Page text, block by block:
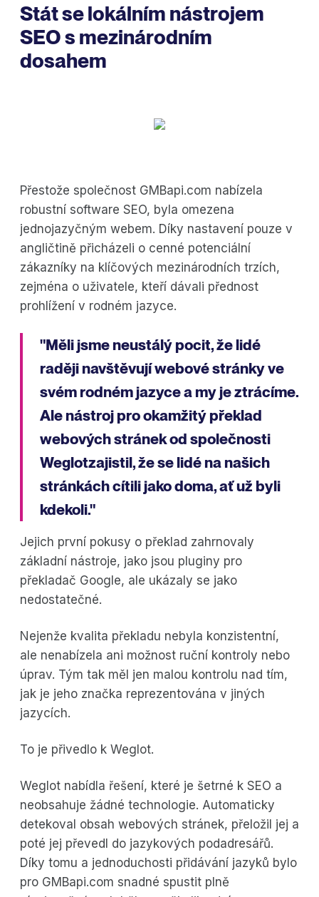
Stát se lokálním nástrojem
SEO s mezinárodním
dosahem
Přestože společnost GMBapi.com nabízela
robustní software SEO, byla omezena
jednojazyčným webem. Díky nastavení pouze v
angličtině přicházeli o cenné potenciální
zákazníky na klíčových mezinárodních trzích,
zejména o uživatele, kteří dávali přednost
prohlížení v rodném jazyce.
"Měli jsme neustálý pocit, že lidé
raději navštěvují webové stránky ve
svém rodném jazyce a my je ztrácíme.
Ale nástroj pro okamžitý překlad
webových stránek od společnosti
Weglotzajistil, že se lidé na našich
stránkách cítili jako doma, ať už byli
kdekoli."
Jejich první pokusy o překlad zahrnovaly
základní nástroje, jako jsou pluginy pro
překladač Google, ale ukázaly se jako
nedostatečné.
Nejenže kvalita překladu nebyla konzistentní,
ale nenabízela ani možnost ruční kontroly nebo
úprav. Tým tak měl jen malou kontrolu nad tím,
jak je jeho značka reprezentována v jiných
jazycích.
To je přivedlo k Weglot.
Weglot nabídla řešení, které je šetrné k SEO a
neobsahuje žádné technologie. Automaticky
detekoval obsah webových stránek, přeložil jej a
poté jej převedl do jazykových podadresářů.
Díky tomu a jednoduchosti přidávání jazyků bylo
pro GMBapi.com snadné spustit plně